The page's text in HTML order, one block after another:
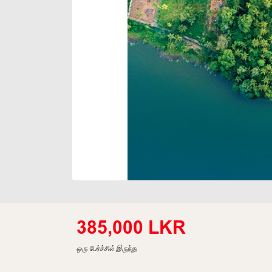
385,000 LKR
ஒரு பேர்ச்சில் இருந்து